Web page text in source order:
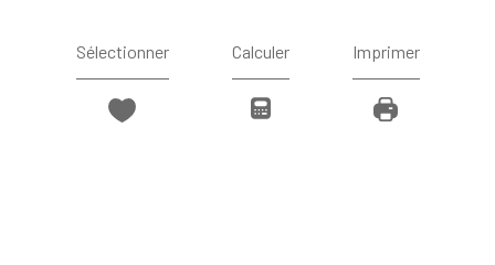
Sélectionner Calculer Imprimer